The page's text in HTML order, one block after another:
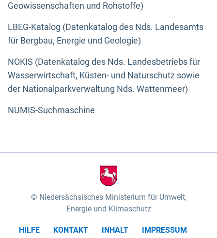
Geowissenschaften und Rohstoffe)
LBEG-Katalog (Datenkatalog des Nds. Landesamts
für Bergbau, Energie und Geologie)
NOKIS (Datenkatalog des Nds. Landesbetriebs für
Wasserwirtschaft, Küsten- und Naturschutz sowie
der Nationalparkverwaltung Nds. Wattenmeer)
NUMIS-Suchmaschine
Niedersächsisches Ministerium für Umwelt,
Energie und Klimaschutz
HILFE KONTAKT INHALT
IMPRESSUM